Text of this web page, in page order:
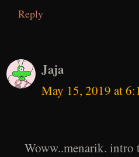
Reply
Jaja
May 15, 2019 at
Woww..menarik. intro